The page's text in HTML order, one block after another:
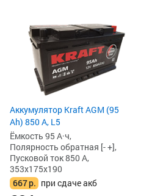
Аккумулятор Kraft AGM (95
Ah) 850 А, L5
Ёмкость 95 А·ч,
Полярность обратная [- +],
Пусковой ток 850 А,
353x175x190
667р. при сдаче акб